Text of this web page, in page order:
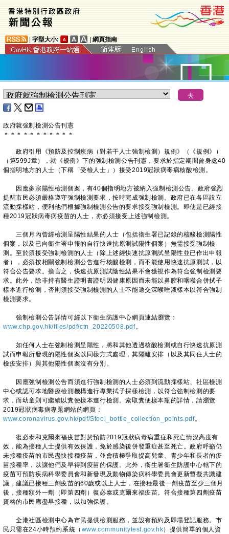
字型大小: 網頁指南
政府就強制檢測公告刊憲
＊ ＊ ＊ ＊ ＊ ＊ ＊ ＊ ＊ ＊ ＊
政府引用《預防及控制疾病（對若干人士強制檢測）規例》（《規例》）
（第599J章），就《規例》下的強制檢測公告刊憲，要求於指定期間曾身處40
個指明地方的人士（下稱「受檢人士」）接受2019冠狀病毒病核酸檢測。
因應多宗陽性檢測個案，有40個指明地方被納入強制檢測公告。政府強烈
提醒市民必須嚴格遵守強制檢測要求，按時完成強制檢測。政府已在各區設立
流動採樣站，便利他們根據強制檢測公告的要求接受強制檢測。即使是已經接
種2019冠狀病毒病疫苗的人士，亦必須接受上述強制檢測。
三個月內曾經檢測呈陽性結果的人士（包括衞生署已記錄的核酸檢測陽性
個案，以及已向衞生署申報的自行快速抗原測試陽性個案）無需接受強制檢
測。至於須接受強制檢測的人士（除上述經快速抗原測試呈陽性並已作出申報
者），必須按相關強制檢測公告進行核酸檢測，而不能使用快速抗原測試，以
符合公告要求。換言之，快速抗原測試陰性結果不會獲視作為符合強制檢測要
求。此外，除非持有醫生證明書證明因健康原因而未能以鼻腔和咽喉合併拭子
樣本進行檢測，否則須接受強制檢測的人士不能遞交深喉唾液樣本以符合強制
檢測要求。
強制檢測公告詳情可經以下衞生防護中心網頁連結瀏覽：
www.chp.gov.hk/files/pdf/ctn_20220508.pdf。
如任何人士在強制檢測呈陽性，將和其他透過核酸檢測或自行快速抗原測
試而申報所發現的陽性個案以同樣方式處理，其隔離安排（以及其同住人士的
檢疫安排）與其他陽性個案沒有分別。
因應強制檢測公告而須進行強制檢測的人士必須到流動採樣站、社區檢測
中心或認可本地醫療檢測機構進行專業拭子採樣檢測，以符合強制檢測的要
求，而幼童則可繼續以糞便樣本進行檢測。索取糞便樣本瓶的詳情，請瀏覽
2019冠狀病毒病專題網站的網頁：
www.coronavirus.gov.hk/pdf/Stool_bottle_collection_points.pdf。
復必泰和克爾來福疫苗對於預防2019冠狀病毒病重症和死亡情況高度有
效，能為接種人士提供有效保護，免於感染後併發重症甚至死亡。政府呼籲仍
未接種疫苗的市民盡快接種疫苗，並會積極爭取提高兒童、青少年和長者的疫
苗接種率，以讓他們及早得到疫苗的保護。此外，衞生署衞生防護中心轄下的
疫苗可預防疾病科學委員會和新發現及動物傳染病科學委員會更新暫擬共識建
議，建議已接種三劑疫苗的60歲或以上人士，在接種最後一劑疫苗至少三個月
後，接種額外一劑（即第四劑）復必泰或克爾來福疫苗。符合接種第四劑疫苗
資格的市民應盡早接種，以加強保護。
全港社區檢測中心為市民提供檢測服務，並設有預約及即場登記服務。市
民只需在24小時預約系統（ www.communitytest.gov.hk）提供簡單的個人資